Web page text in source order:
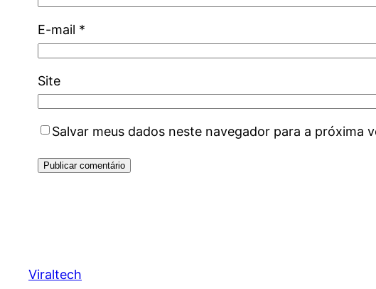
E-mail *
Site
Salvar meus dados neste navegador para a próxima
Viraltech